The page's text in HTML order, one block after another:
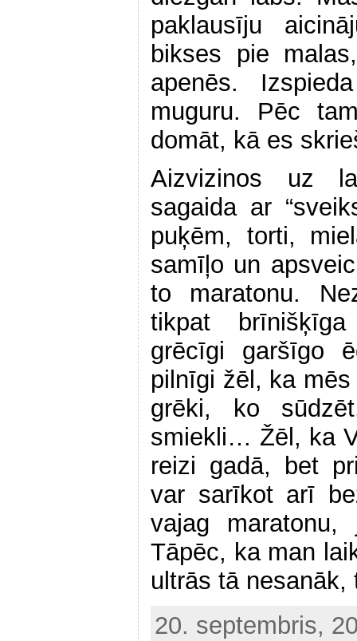
paklausīju
bikses pie
apenēs.
muguru. Pēc
domāt, kā es
Aizvizinos uz
sagaida ar
puķēm, torti,
samīļo un
to maratonu.
tikpat
grēcīgi garšīgo
pilnīgi žēl, ka
grēki, ko
smiekli… Žēl, ka
reizi gadā, bet
var sarīkot arī
vajag
Tāpēc, ka man
ultrās tā
20. septembris,